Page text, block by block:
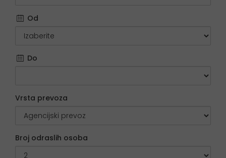
Od
Do
Vrsta prevoza
Broj odraslih osoba